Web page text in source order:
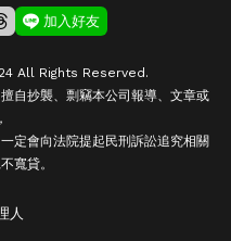
加入好友
人
All Rights Reserved.
自抄襲、剽竊本公司報導、文章或
定會向法院提起民刑訴訟追究相關
寬貸。